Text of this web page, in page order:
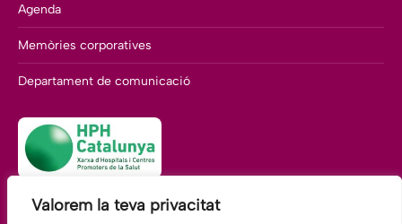
Valorem la teva privacitat
Agenda
Memòries corporatives
Departament de comunicació